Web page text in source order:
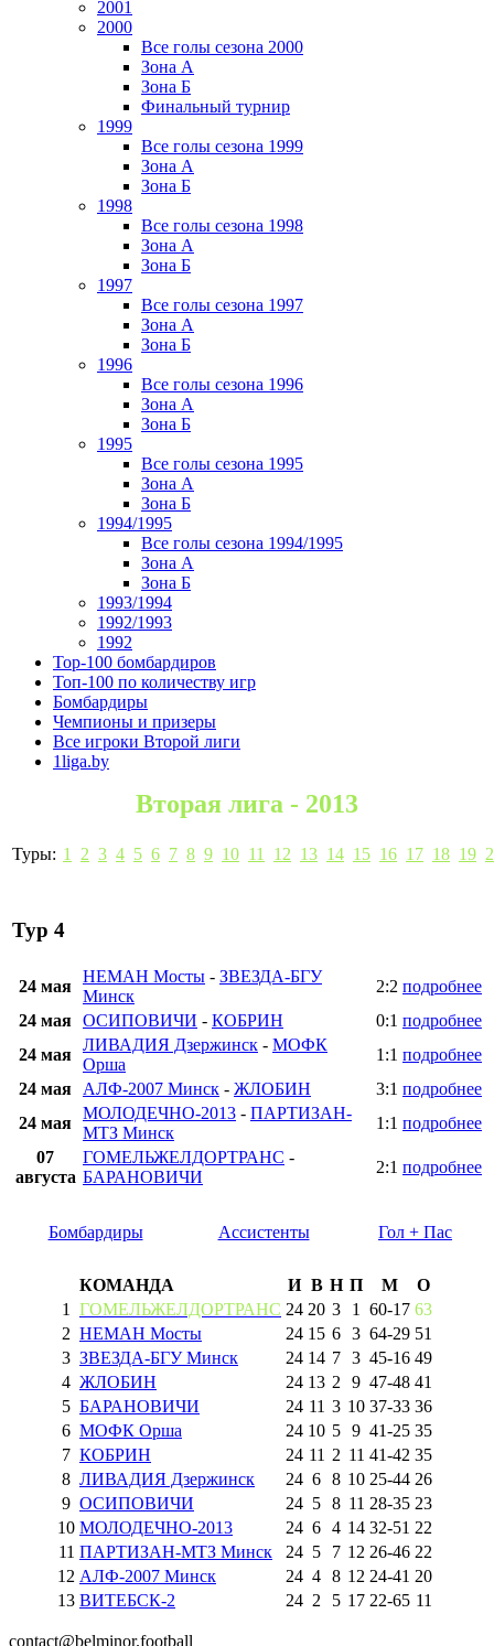
2001
2000
Все голы сезона 2000
Зона А
Зона Б
Финальный турнир
1999
Все голы сезона 1999
Зона А
Зона Б
1998
Все голы сезона 1998
Зона А
Зона Б
1997
Все голы сезона 1997
Зона А
Зона Б
1996
Все голы сезона 1996
Зона А
Зона Б
1995
Все голы сезона 1995
Зона А
Зона Б
1994/1995
Все голы сезона 1994/1995
Зона А
Зона Б
1993/1994
1992/1993
1992
Top-100 бомбардиров
Топ-100 по количеству игр
Бомбардиры
Чемпионы и призеры
Все игроки Второй лиги
1liga.by
Вторая лига - 2013
Туры: 1 2 3 4 5 6 7 8 9 10 11 12 13 14 15 16 17 18 19
Тур 4
24 мая
НЕМАН Мосты - ЗВЕЗДА-БГУ
Минск
2:2 подробнее
24 мая ОСИПОВИЧИ - КОБРИН 0:1 подробнее
24 мая
ЛИВАДИЯ Дзержинск - МОФК
Орша
1:1 подробнее
24 мая
АЛФ-2007 Минск - ЖЛОБИН 3:1 подробнее
24 мая
МОЛОДЕЧНО-2013 - ПАРТИЗАН-
МТЗ Минск
1:1 подробнее
07
августа
ГОМЕЛЬЖЕЛДОРТРАНС -
БАРАНОВИЧИ
2:1 подробнее
Бомбардиры Ассистенты Гол + Пас
КОМАНДА И В Н П М
О
1
ГОМЕЛЬЖЕЛДОРТРАНС 24 20 3 1 60-17 63
2 НЕМАН Мосты 24 15 6 3 64-29 51
3 ЗВЕЗДА-БГУ Минск 24 14 7 3 45-16 49
4 ЖЛОБИН 24 13 2 9 47-48 41
5 БАРАНОВИЧИ 24 11 3 10 37-33 36
6 МОФК Орша 24 10 5 9 41-25 35
7 КОБРИН 24 11 2 11 41-42 35
8 ЛИВАДИЯ Дзержинск 24 6 8 10 25-44 26
9 ОСИПОВИЧИ 24 5 8 11 28-35 23
10 МОЛОДЕЧНО-2013 24 6 4 14 32-51 22
11 ПАРТИЗАН-МТЗ Минск 24 5 7 12 26-46 22
12 АЛФ-2007 Минск 24 4 8 12 24-41 20
13 ВИТЕБСК-2 24 2 5 17 22-65 11
contact@belminor.football